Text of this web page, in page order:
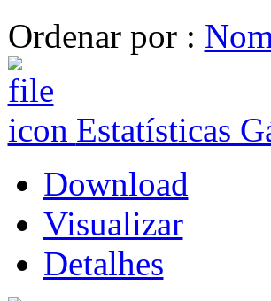
Ordenar por :
Estatísticas
Download
Visualizar
Detalhes